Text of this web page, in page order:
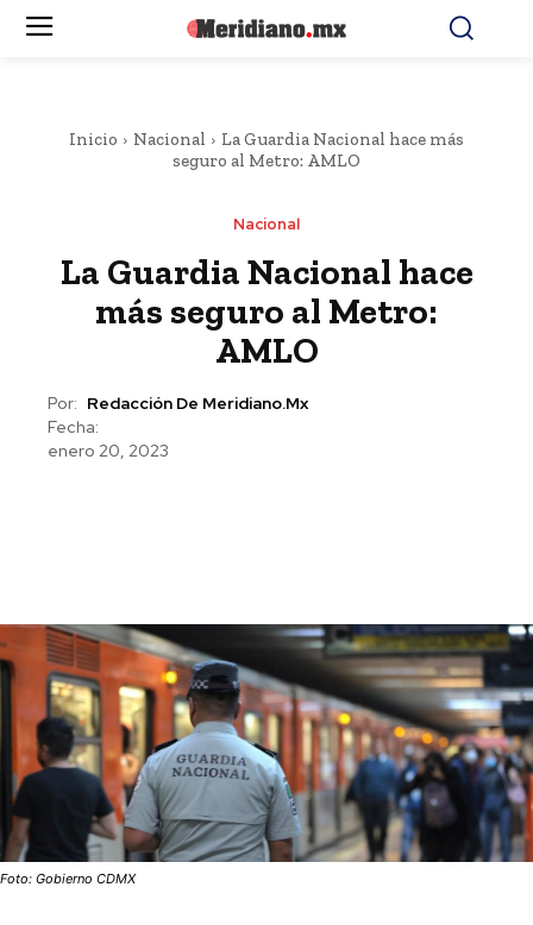
Inicio Nacional
La Guardia Nacional hace más
seguro al Metro: AMLO
Nacional
La Guardia Nacional hace
más seguro al Metro:
AMLO
Por: Redacción De Meridiano.mx
Fecha:
enero 20, 2023
Foto: Gobierno CDMX